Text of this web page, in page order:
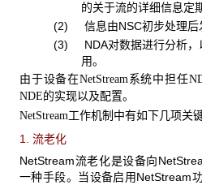
的关于流的详细信息定
(2) 信息由NSC初步处理后
(3) NDA对数据进行分析
用。
由于设备在NetStream系统中担任
NDE的实现以及配置。
NetStream工作机制中有如下几项关
1. 流老化
NetStream流老化是设备向
一种手段。当设备启用NetStream